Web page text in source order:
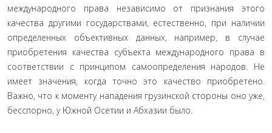
международного права независимо от признания этого
качества другими государствами, естественно, при наличии
определенных объективных данных, например, в случае
приобретения качества субъекта международного права в
соответствии с принципом самоопределения народов. Не
имеет значения, когда точно это качество приобретено.
Важно, что к моменту нападения грузинской стороны оно уже,
бесспорно, у Южной Осетии и Абхазии было.